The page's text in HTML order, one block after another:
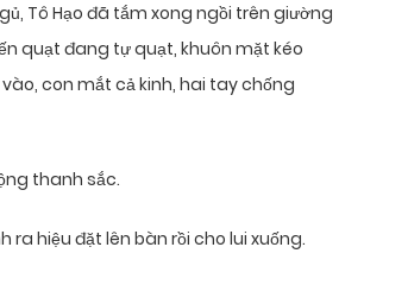
Tô Hạo đã tắm xong ngồi trên giường
quạt đang tự quạt, khuôn mặt kéo
con mắt cả kinh, hai tay chống
thanh sắc.
hiệu đặt lên bàn rồi cho lui xuống.